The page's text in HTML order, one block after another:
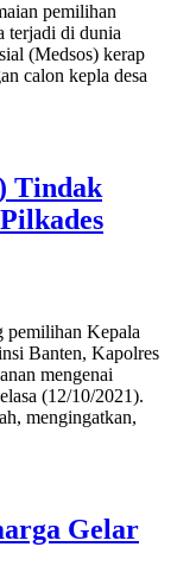
pemilihan
terjadi di dunia
(Medsos) kerap
calon kepla desa
Tindak
Kepala
Banten, Kapolres
mengenai
(12/10/2021).
mengingatkan,
Gelar